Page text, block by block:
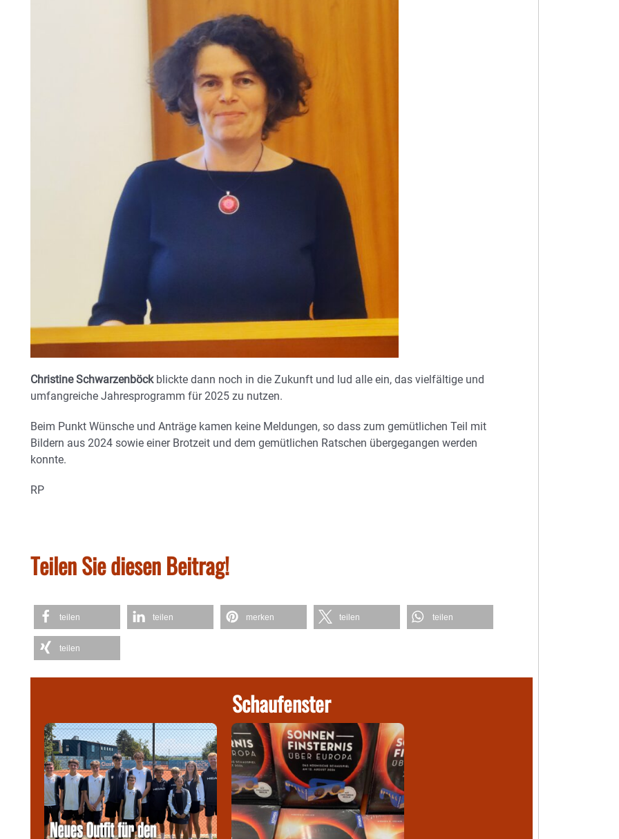
Christine Schwarzenböckblickte dann noch in die Zukunft und lud alle ein, das vielfältige und
umfangreiche Jahresprogramm für 2025 zu nutzen.
Beim Punkt Wünsche und Anträge kamen keine Meldungen, so dass zum gemütlichen Teil mit
Bildern aus 2024 sowie einer Brotzeit und dem gemütlichen Ratschen übergegangen werden
konnte.
RP
Teilen Sie diesen Beitrag!
teilen teilen merken teilen teilen
teilen
Schaufenster